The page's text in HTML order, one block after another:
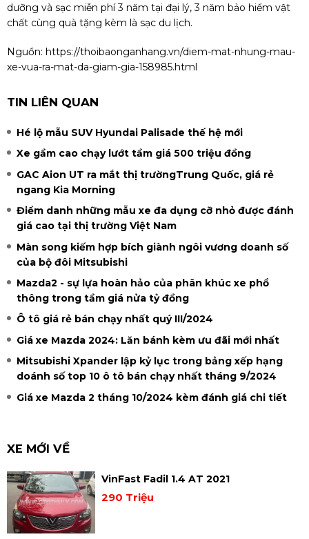
dưỡng và sạc miễn phí 3 năm tại đại lý, 3 năm bảo hiểm vật
chất cùng quà tặng kèm là sạc du lịch.
Nguồn: https://thoibaonganhang.vn/diem-mat-nhung-mau-
xe-vua-ra-mat-da-giam-gia-158985.html
TIN LIÊN QUAN
Hé lộ mẫu SUV Hyundai Palisade thế hệ mới
Xe gầm cao chạy lướt tầm giá 500 triệu đồng
GAC Aion UT ra mắt thị trườngTrung Quốc, giá rẻ
ngang Kia Morning
Điểm danh những mẫu xe đa dụng cỡ nhỏ được đánh
giá cao tại thị trường Việt Nam
Màn song kiếm hợp bích giành ngôi vương doanh số
của bộ đôi Mitsubishi
Mazda2 - sự lựa hoàn hảo của phân khúc xe phổ
thông trong tầm giá nửa tỷ đồng
Ô tô giá rẻ bán chạy nhất quý III/2024
Giá xe Mazda 2024: Lăn bánh kèm ưu đãi mới nhất
Mitsubishi Xpander lập kỷ lục trong bảng xếp hạng
doánh số top 10 ô tô bán chạy nhất tháng 9/2024
Giá xe Mazda 2 tháng 10/2024 kèm đánh giá chi tiết
XE MỚI VỀ
VinFast Fadil 1.4 AT 2021
290 Triệu